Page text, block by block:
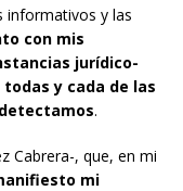
informativos y las
con mis
jurídico-
y cada de las
.
Cabrera-, que, en mi
mi